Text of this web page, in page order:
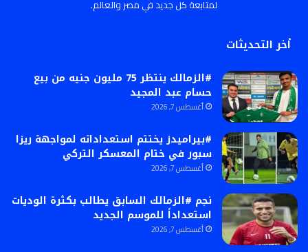
لمتابعة كل جديد في مصر والعالم.
أخر التحديثات
#الزمالك ينتظر 75 مليون جنيه من بيع
حسام عبد المجيد
أغسطس 7, 2026
#بيراميدز يختتم استعداداته لمواجهة ريزا
سبور في ختام المعسكر التركي
أغسطس 7, 2026
نجم #الزمالك السابق يطالب بكثرة الوديات
استعداداً للموسم الجديد
أغسطس 7, 2026